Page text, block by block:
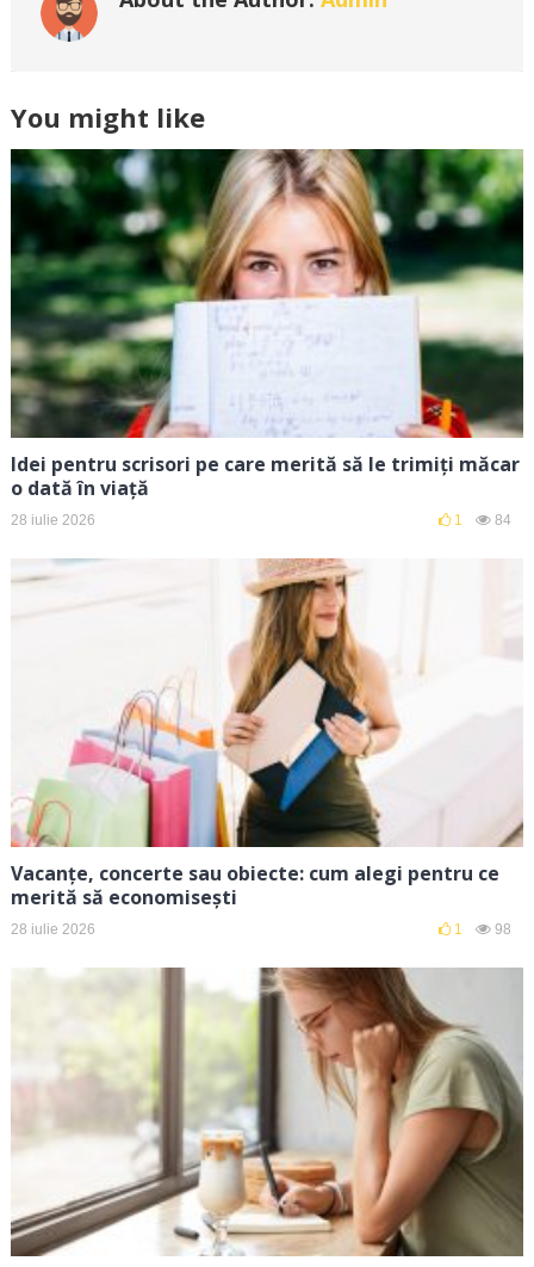
You might like
Idei pentru scrisori pe care merită să le trimiți măcar
o dată în viață
28 iulie 2026 1 84
Vacanțe, concerte sau obiecte: cum alegi pentru ce
merită să economisești
28 iulie 2026 1 98